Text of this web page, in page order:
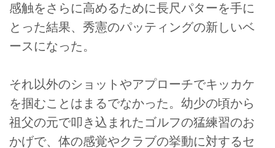
感触をさらに高めるために長尺パターを手に
とった結果、秀憲のパッティングの新しいベ
ースになった。
それ以外のショットやアプローチでキッカケ
を掴むことはまるでなかった。幼少の頃から
祖父の元で叩き込まれたゴルフの猛練習のお
かげで、体の感覚やクラブの挙動に対するセ